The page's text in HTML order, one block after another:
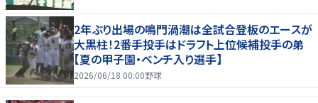
2年ぶり出場の鳴門渦潮は全試合登板のエースが
大黒柱！2番手投手はドラフト上位候補投手の弟
【夏の甲子園・ベンチ入り選手】
2026/06/18 00:00野球